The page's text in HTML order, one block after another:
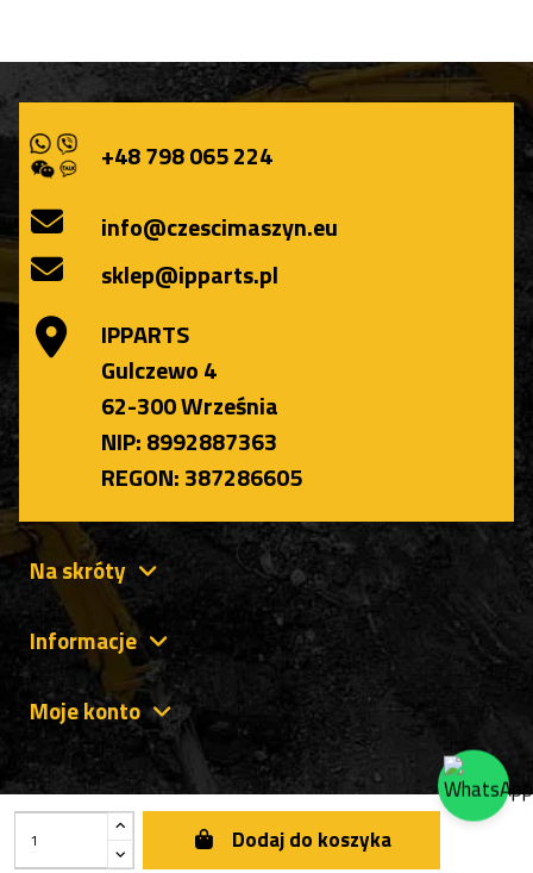
Dodaj do koszyka
+48 798 065 224
info@czescimaszyn.eu
sklep@ipparts.pl
IPPARTS
Gulczewo 4
62-300 Września
NIP: 8992887363
REGON: 387286605
Na skróty
Informacje
Moje konto